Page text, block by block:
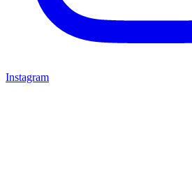
Instagram